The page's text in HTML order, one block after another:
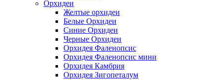
Орхидеи
Желтые орхидеи
Белые Орхидеи
Синие Орхидеи
Черные Орхидеи
Орхидея Фаленопсис
Орхидея Фаленопсис мини
Орхидея Камбрия
Орхидея Зигопеталум